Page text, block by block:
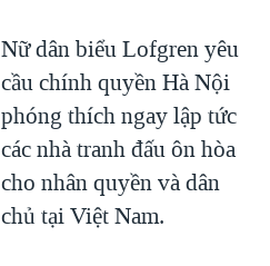
​Nữ dân biểu Lofgren yêu
cầu chính quyền Hà Nội
phóng thích ngay lập tức
các nhà tranh đấu ôn hòa
cho nhân quyền và dân
chủ tại Việt Nam.